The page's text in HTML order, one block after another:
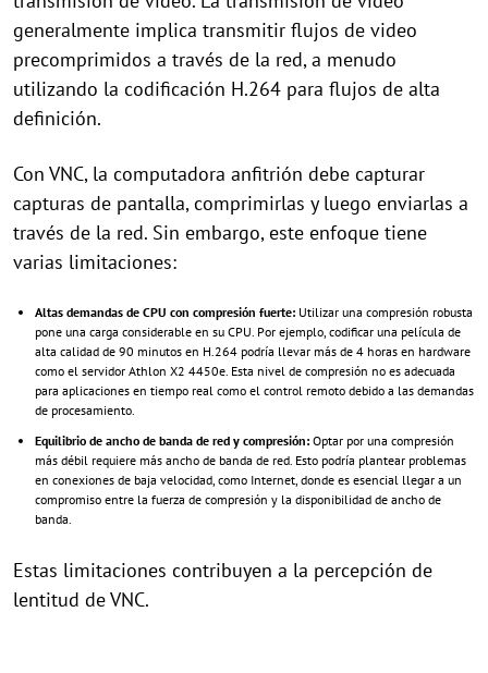
generalmente implica transmitir flujos de video
precomprimidos a través de la red, a menudo
utilizando la codificación H.264 para flujos de alta
definición.
Con VNC, la computadora anfitrión debe capturar
capturas de pantalla, comprimirlas y luego enviarlas a
través de la red. Sin embargo, este enfoque tiene
varias limitaciones:
Altas demandas de CPU con compresión fuerte: Utilizar una compresión robusta
pone una carga considerable en su CPU. Por ejemplo, codificar una película de
alta calidad de 90 minutos en H.264 podría llevar más de 4 horas en hardware
como el servidor Athlon X2 4450e. Esta nivel de compresión no es adecuada
para aplicaciones en tiempo real como el control remoto debido a las demandas
de procesamiento.
Equilibrio de ancho de banda de red y compresión: Optar por una compresión
más débil requiere más ancho de banda de red. Esto podría plantear problemas
en conexiones de baja velocidad, como Internet, donde es esencial llegar a un
compromiso entre la fuerza de compresión y la disponibilidad de ancho de
banda.
Estas limitaciones contribuyen a la percepción de
lentitud de VNC.